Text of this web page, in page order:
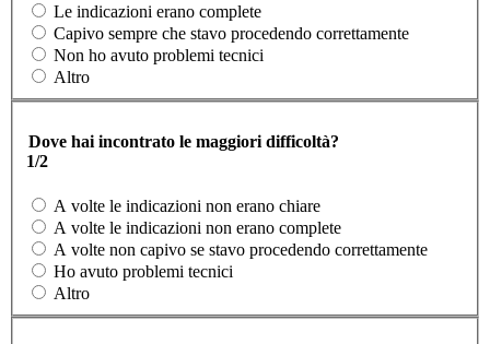
Le indicazioni erano complete
Capivo sempre che stavo procedendo correttamente
Non ho avuto problemi tecnici
Altro
Dove hai incontrato le maggiori difficoltà?
1/2
A volte le indicazioni non erano chiare
A volte le indicazioni non erano complete
A volte non capivo se stavo procedendo correttamente
Ho avuto problemi tecnici
Altro